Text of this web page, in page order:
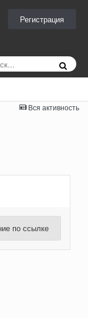
Регистрация
Вся активность
по ссылке